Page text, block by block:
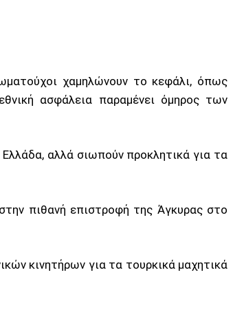
χαμηλώνουν το κεφάλι, όπως
ασφάλεια παραμένει όμηρος των
αλλά σιωπούν προκλητικά για τα
πιθανή επιστροφή της Άγκυρας στο
κινητήρων για τα τουρκικά μαχητικά